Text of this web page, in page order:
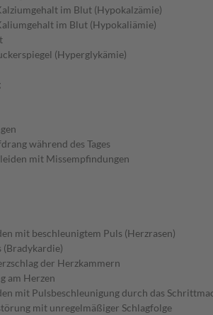
im Blut (Hypokalzämie)
im Blut (Hypokaliämie)
(Hyperglykämie)
während des Tages
mit Missempfindungen
mit beschleunigtem Puls (Herzrasen)
(Bradykardie)
der Herzkammern
am Herzen
mit Pulsbeschleunigung durch das
mit unregelmäßiger Schlagfolge